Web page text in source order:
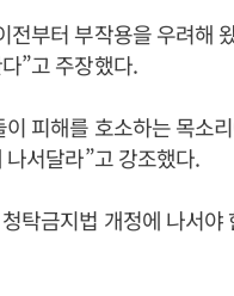
부터 부작용을 우려해
”고 주장했다.
피해를 호소하는 목소
서달라”고 강조했다.
탁금지법 개정에 나서야